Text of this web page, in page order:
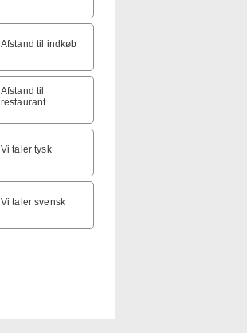
Afstand til indkøb
Afstand til
restaurant
Vi taler tysk
Vi taler svensk